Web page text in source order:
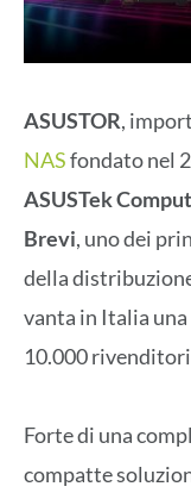
ASUSTOR,
NASfondato nel
ASUSTek
Brevi, uno dei
della
vanta in Italia
10.000
Forte di una
compatte